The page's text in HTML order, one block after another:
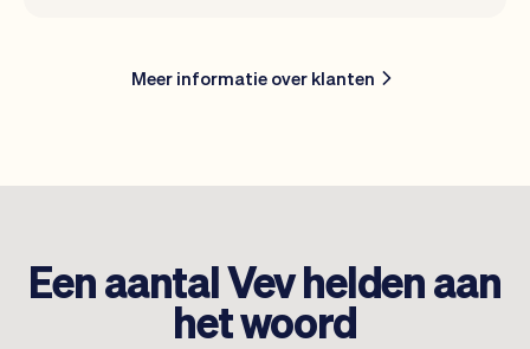
Meer informatie over klanten
Een aantal Vev helden aan
het woord